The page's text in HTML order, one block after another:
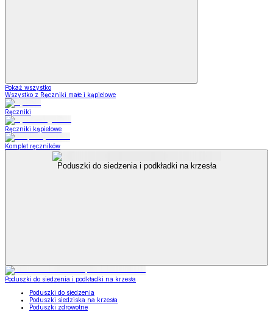
Pokaż wszystko
Wszystko z Ręczniki małe i kąpielowe
Ręczniki
Ręczniki kąpielowe
Komplet ręczników
Poduszki do siedzenia i podkładki na krzesła
Poduszki do siedzenia i podkładki na krzesła
Poduszki do siedzenia
Poduszki siedziska na krzesła
Poduszki zdrowotne